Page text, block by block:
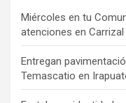
Miércoles en tu
atenciones en Carrizal
Entregan
Temascatio en